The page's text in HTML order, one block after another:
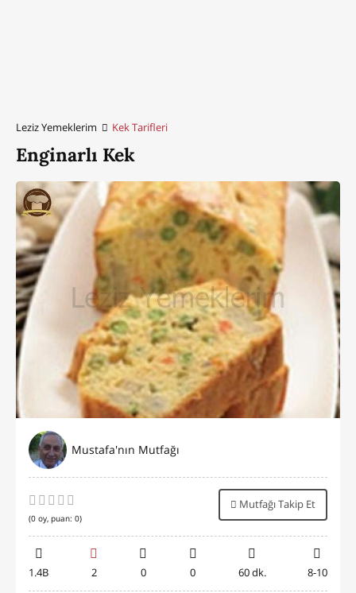
Leziz Yemeklerim Kek Tarifleri
Enginarlı Kek
Mustafa'nın Mutfağı
(0 oy, puan: 0)
Mutfağı Takip Et
1.4B 2 0 0 60 dk. 8-10